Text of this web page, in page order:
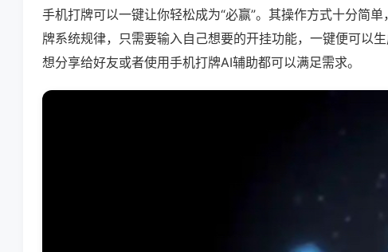
手机打牌可以一键让你轻松成为“必赢”。其操作方式十分简
牌系统规律，只需要输入自己想要的开挂功能，一键便可以
想分享给好友或者使用手机打牌AI辅助都可以满足需求。